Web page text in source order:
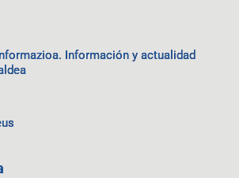
Información y actualidad